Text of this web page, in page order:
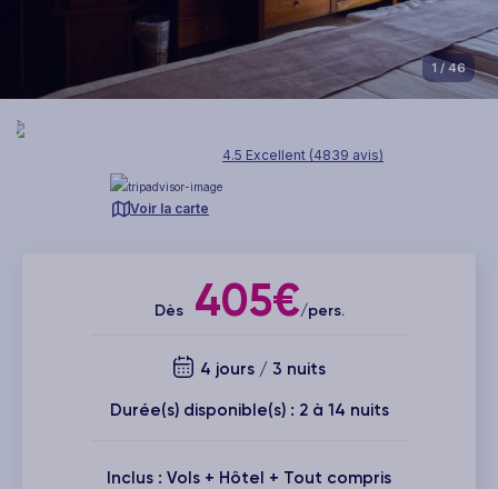
1 / 46
4.5 Excellent (4839 avis)
Voir la carte
Dès405€/pers.
4 jours / 3 nuits
Durée(s) disponible(s) : 2 à 14 nuits
Inclus : Vols + Hôtel + Tout compris